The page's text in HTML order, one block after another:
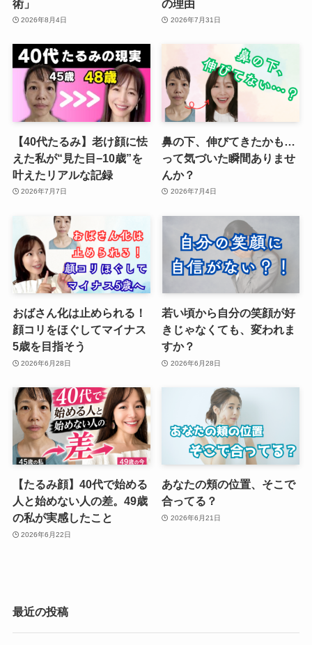
術」
2026年8月4日
の理由
2026年7月31日
【40代たるみ】老け顔に怯
えた私が“見た目−10歳”を
叶えたリアルな記録
2026年7月7日
鼻の下、伸びてきたかも…
って気づいた瞬間ありませ
んか？
2026年7月4日
おばさん化は止められる！
顔コリをほぐしてマイナス
5歳を目指そう
2026年6月28日
若い頃から自分の笑顔が好
きじゃなくても、変われま
すか？
2026年6月28日
【たるみ顔】40代で始める
人と始めない人の差。49歳
の私が実感したこと
2026年6月22日
あなたの頬の位置、そこで
合ってる？
2026年6月21日
最近の投稿